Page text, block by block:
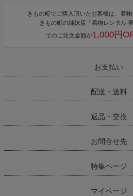
きもの町でご購入頂いたお客様は、着
きもの町の姉妹店「着物レンタル
でのご注文金額が1,000円
お支払い
配送・送料
返品・交換
お問合せ先
特集ページ
マイページ